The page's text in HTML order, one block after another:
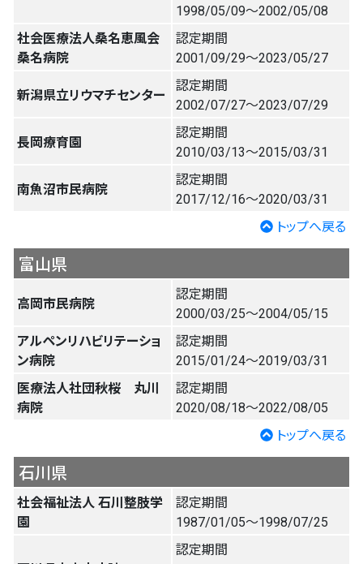
1998/05/09〜2002/05/08
社会医療法人桑名恵風会
桑名病院
認定期間
2001/09/29〜2023/05/27
新潟県立リウマチセンター
認定期間
2002/07/27〜2023/07/29
長岡療育園
認定期間
2010/03/13〜2015/03/31
南魚沼市民病院
認定期間
2017/12/16〜2020/03/31
トップへ戻る
富山県
高岡市民病院
認定期間
2000/03/25〜2004/05/15
アルペンリハビリテーショ
ン病院
認定期間
2015/01/24〜2019/03/31
医療法人社団秋桜 丸川
病院
認定期間
2020/08/18〜2022/08/05
トップへ戻る
石川県
社会福祉法人 石川整肢学
園
認定期間
1987/01/05〜1998/07/25
認定期間